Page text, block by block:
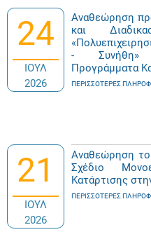
24
ΙΟΥΛ
2026
Αναθεώρηση
και
- Συνήθη»
Προγράμματα
ΠΕΡΙΣΣΌΤΕΡΕΣ
21
ΙΟΥΛ
2026
Αναθεώρηση
Σχέδιο
Κατάρτισης
ΠΕΡΙΣΣΌΤΕΡΕΣ